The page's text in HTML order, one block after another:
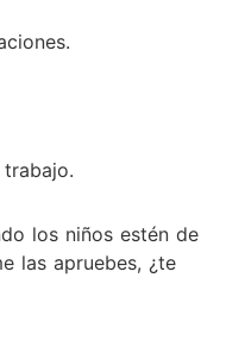
los niños estén de
las apruebes, ¿te